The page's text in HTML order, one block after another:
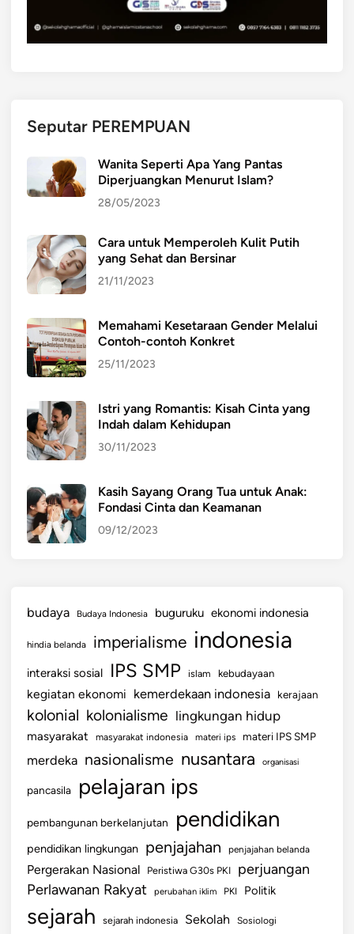
Seputar PEREMPUAN
Wanita Seperti Apa Yang Pantas
Diperjuangkan Menurut Islam?
28/05/2023
Cara untuk Memperoleh Kulit Putih
yang Sehat dan Bersinar
21/11/2023
Memahami Kesetaraan Gender Melalui
Contoh-contoh Konkret
25/11/2023
Istri yang Romantis: Kisah Cinta yang
Indah dalam Kehidupan
30/11/2023
Kasih Sayang Orang Tua untuk Anak:
Fondasi Cinta dan Keamanan
09/12/2023
budaya Budaya Indonesia buguruku ekonomi indonesia
hindia belanda imperialisme indonesia
interaksi sosial IPS SMP islam kebudayaan
kegiatan ekonomi kemerdekaan indonesia kerajaan
kolonial kolonialisme lingkungan hidup
masyarakat masyarakat indonesia materi ips materi IPS SMP
merdeka nasionalisme nusantara organisasi
pancasila pelajaran ips
pembangunan berkelanjutan pendidikan
pendidikan lingkungan penjajahan penjajahan belanda
Pergerakan Nasional Peristiwa G30s PKI perjuangan
Perlawanan Rakyat perubahan iklim PKI Politik
sejarah sejarah indonesia Sekolah Sosiologi